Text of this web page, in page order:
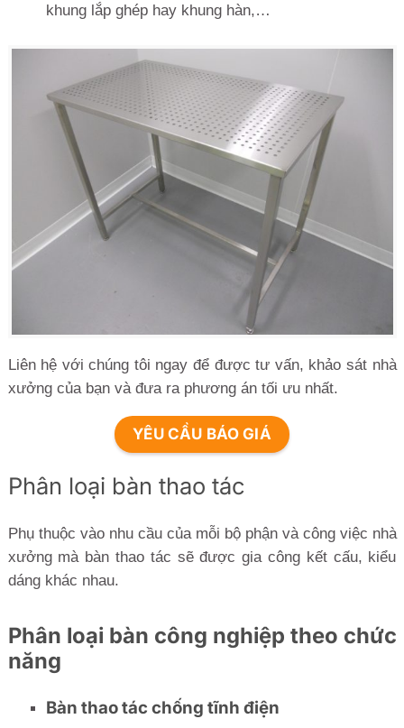
khung lắp ghép hay khung hàn,…
Liên hệ với chúng tôi ngay để được tư vấn, khảo sát nhà
xưởng của bạn và đưa ra phương án tối ưu nhất.
YÊU CẦU BÁO GIÁ
Phân loại bàn thao tác
Phụ thuộc vào nhu cầu của mỗi bộ phận và công việc nhà
xưởng mà bàn thao tác sẽ được gia công kết cấu, kiểu
dáng khác nhau.
Phân loại bàn công nghiệp theo chức
năng
Bàn thao tác chống tĩnh điện